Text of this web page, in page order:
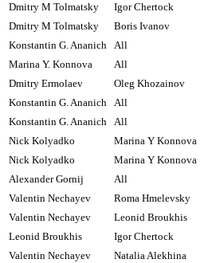
Dmitry M Tolmatsky
Igor Chertock
Dmitry M Tolmatsky
Boris Ivanov
Konstantin G. Ananich All
Marina Y. Konnova
All
Dmitry Ermolaev
Oleg Khozainov
Konstantin G. Ananich All
Konstantin G. Ananich All
Nick Kolyadko
Marina Y Konnova
Nick Kolyadko
Marina Y Konnova
Alexander Gornij
All
Valentin Nechayev
Roma Hmelevsky
Valentin Nechayev
Leonid Broukhis
Leonid Broukhis
Igor Chertock
Valentin Nechayev
Natalia Alekhina